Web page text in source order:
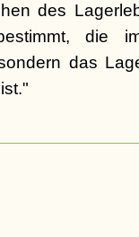
des
die
das